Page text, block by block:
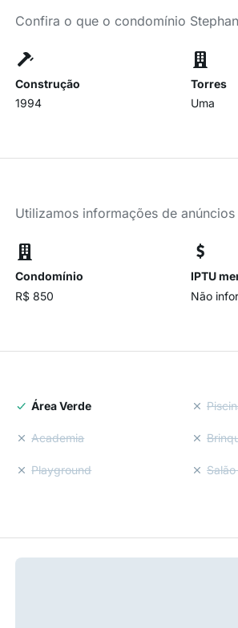
Confira o que o condomínio
Construção
1994
Torres
Uma
Utilizamos informações de
Condomínio
R$ 850
IPTU
Não
Área Verde
Academia
Playground